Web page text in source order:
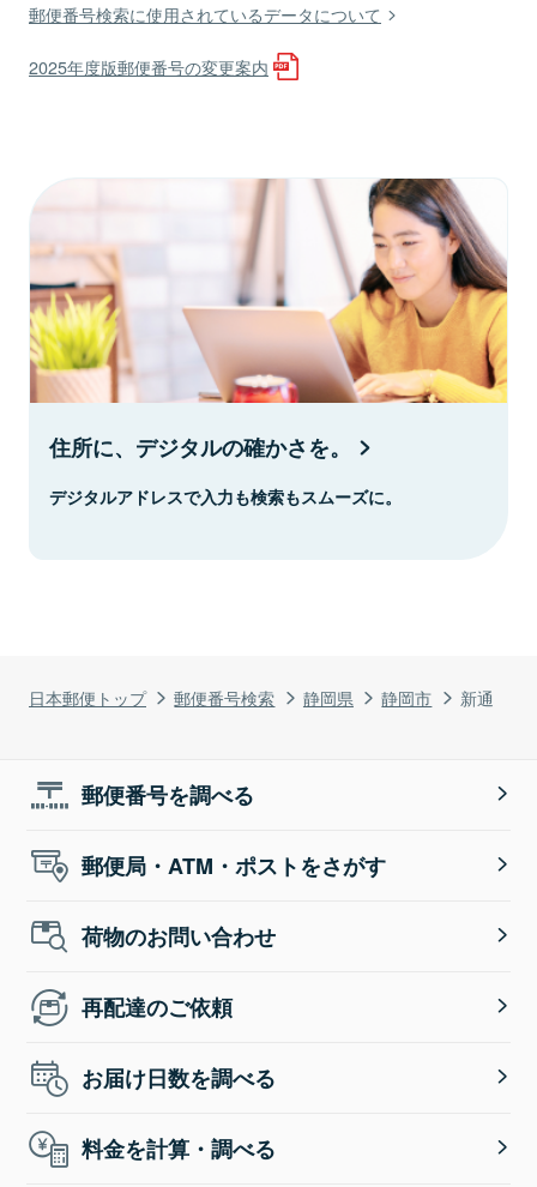
日本郵便トップ 郵便番号検索 静岡県 静岡市 新通
郵便番号検索に使用されているデータについて
2025年度版郵便番号の変更案内
住所に、デジタルの確かさを。
デジタルアドレスで入力も検索もスムーズに。
郵便番号を調べる
郵便局・ATM・ポストをさがす
荷物のお問い合わせ
再配達のご依頼
お届け日数を調べる
料金を計算・調べる